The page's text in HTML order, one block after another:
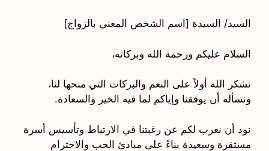
السيد/ السيدة [اسم الشخص المعني بالزواج]
السلام عليكم ورحمة الله وبركاته،
نشكر الله أولاً على النعم والبركات التي منحها لنا،
ونسأله أن يوفقنا وإياكم لما فيه الخير والسعادة.
نود أن نعرب لكم عن رغبتنا في الارتباط وتأسيس أسرة
مستقرة وسعيدة بناءً على مبادئ الحب والاحترام